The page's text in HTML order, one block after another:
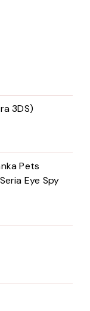
3DS)
Pets
Eye Spy